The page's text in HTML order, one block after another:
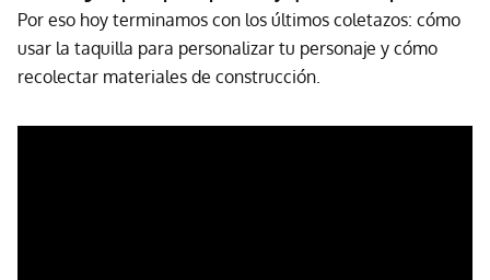
Por eso hoy terminamos con los últimos coletazos: cómo
usar la taquilla para personalizar tu personaje y cómo
recolectar materiales de construcción.